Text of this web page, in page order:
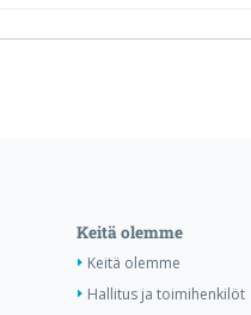
Keitä olemme
Keitä olemme
Hallitus ja toimihenkilöt